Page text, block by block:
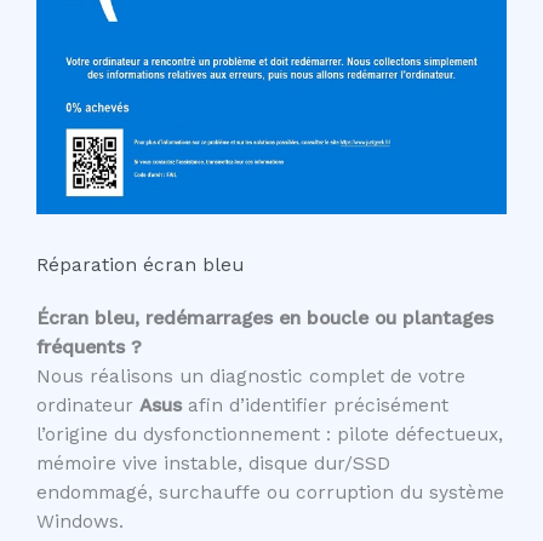
Réparation écran bleu
Écran bleu, redémarrages en boucle ou plantages
fréquents ?
Nous réalisons un diagnostic complet de votre
ordinateur Asusafin d’identifier précisément
l’origine du dysfonctionnement : pilote défectueux,
mémoire vive instable, disque dur/SSD
endommagé, surchauffe ou corruption du système
Windows.